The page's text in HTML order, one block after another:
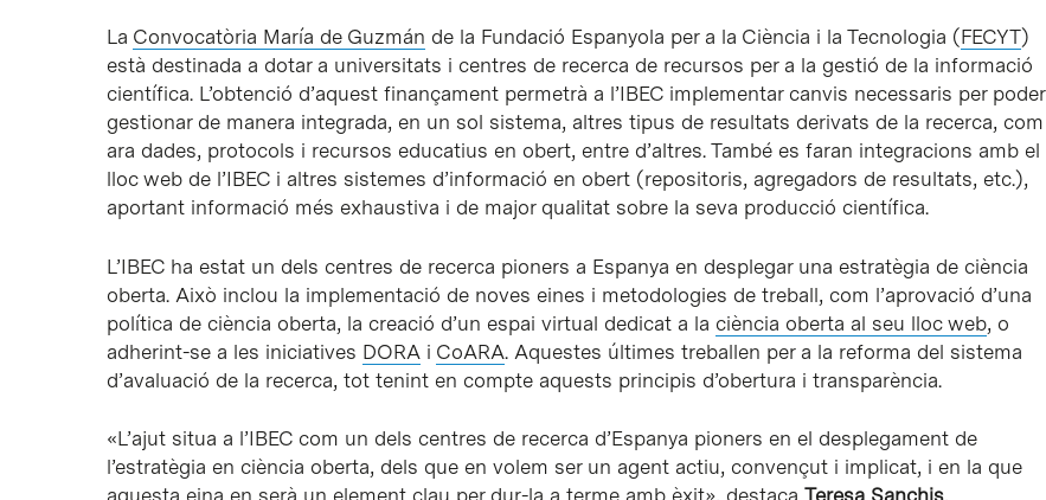
La Convocatòria María de Guzmán de la Fundació Espanyola per a la Ciència i la Tecnologia (FECYT)
està destinada a dotar a universitats i centres de recerca de recursos per a la gestió de la informació
científica. L’obtenció d’aquest finançament permetrà a l’IBEC implementar canvis necessaris per poder
gestionar de manera integrada, en un sol sistema, altres tipus de resultats derivats de la recerca, com
ara dades, protocols i recursos educatius en obert, entre d’altres. També es faran integracions amb el
lloc web de l’IBEC i altres sistemes d’informació en obert (repositoris, agregadors de resultats, etc.),
aportant informació més exhaustiva i de major qualitat sobre la seva producció científica.
L’IBEC ha estat un dels centres de recerca pioners a Espanya en desplegar una estratègia de ciència
oberta. Això inclou la implementació de noves eines i metodologies de treball, com l’aprovació d’una
política de ciència oberta, la creació d’un espai virtual dedicat a la ciència oberta al seu lloc web, o
adherint-se a les iniciatives DORA i CoARA. Aquestes últimes treballen per a la reforma del sistema
d’avaluació de la recerca, tot tenint en compte aquests principis d’obertura i transparència.
«L’ajut situa a l’IBEC com un dels centres de recerca d’Espanya pioners en el desplegament de
l’estratègia en ciència oberta, dels que en volem ser un agent actiu, convençut i implicat, i en la que